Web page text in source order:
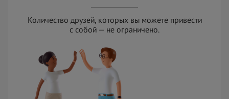
Количество друзей, которых вы можете привести
с собой — не ограничено.